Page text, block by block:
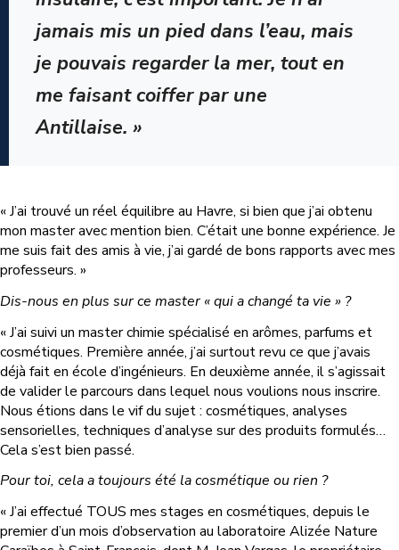
jamais mis un pied dans l’eau, mais
je pouvais regarder la mer, tout en
me faisant coiffer par une
Antillaise. »
« J’ai trouvé un réel équilibre au Havre, si bien que j’ai obtenu
mon master avec mention bien. C’était une bonne expérience. Je
me suis fait des amis à vie, j’ai gardé de bons rapports avec mes
professeurs. »
Dis-nous en plus sur ce master « qui a changé ta vie » ?
« J’ai suivi un master chimie spécialisé en arômes, parfums et
cosmétiques. Première année, j’ai surtout revu ce que j’avais
déjà fait en école d’ingénieurs. En deuxième année, il s’agissait
de valider le parcours dans lequel nous voulions nous inscrire.
Nous étions dans le vif du sujet : cosmétiques, analyses
sensorielles, techniques d’analyse sur des produits formulés…
Cela s’est bien passé.
Pour toi, cela a toujours été la cosmétique ou rien ?
« J’ai effectué TOUS mes stages en cosmétiques, depuis le
premier d’un mois d’observation au laboratoire Alizée Nature